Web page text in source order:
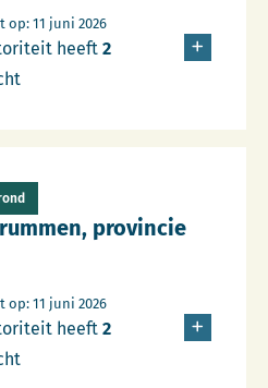
11 juni 2026
heeft 2
provincie
11 juni 2026
heeft 2